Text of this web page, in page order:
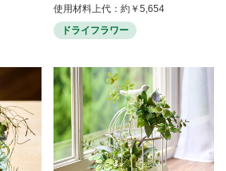
使用材料上代：約￥5,654
ドライフラワー